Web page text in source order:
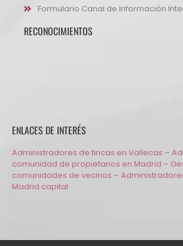
Formulario Canal de Información
RECONOCIMIENTOS
ENLACES DE INTERÉS
Administradores de fincas en Vallecas –
comunidad de propietarios en Madrid –
comunidades de vecinos –
Madrid capital